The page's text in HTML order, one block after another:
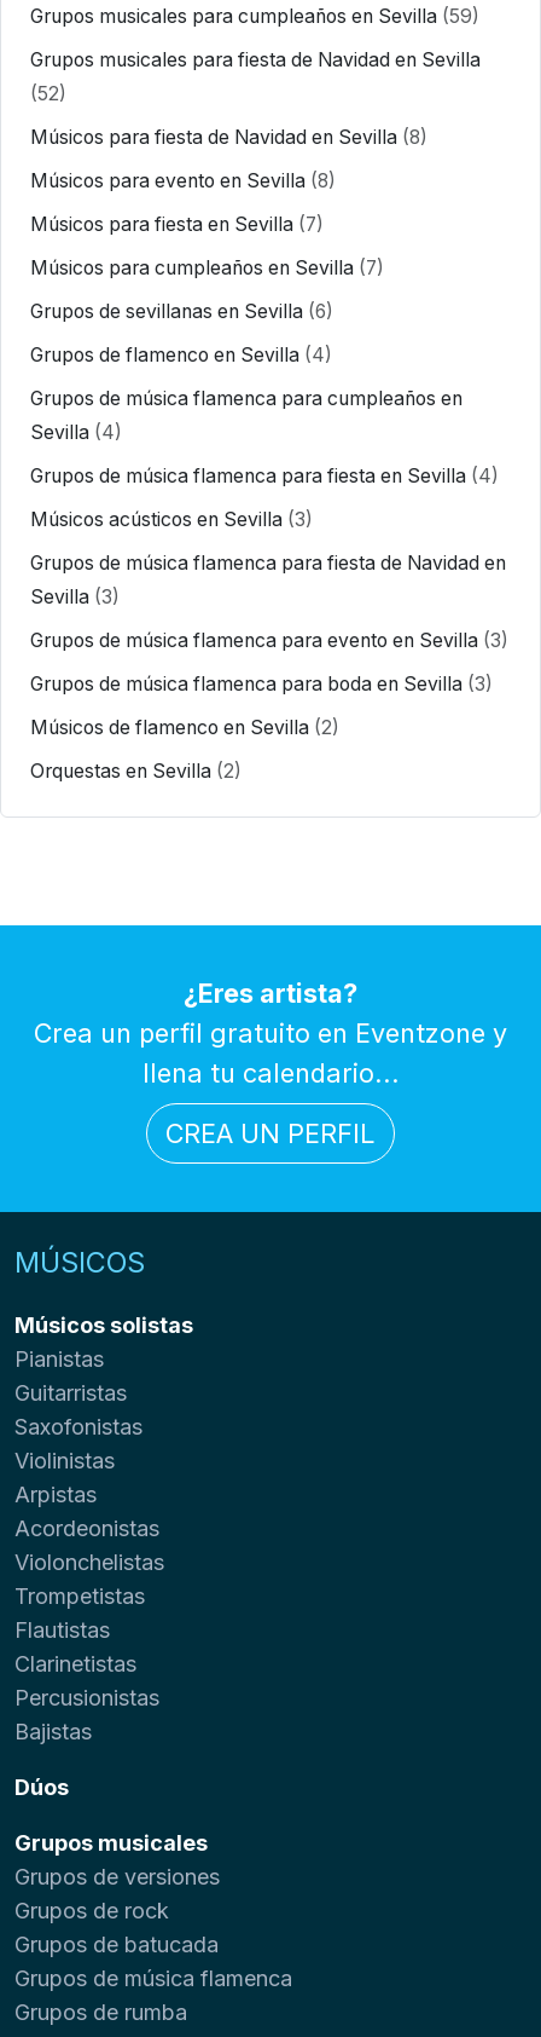
Grupos musicales para cumpleaños en Sevilla (59)
Grupos musicales para fiesta de Navidad en Sevilla
(52)
Músicos para fiesta de Navidad en Sevilla (8)
Músicos para evento en Sevilla (8)
Músicos para fiesta en Sevilla (7)
Músicos para cumpleaños en Sevilla (7)
Grupos de sevillanas en Sevilla (6)
Grupos de flamenco en Sevilla (4)
Grupos de música flamenca para cumpleaños en
Sevilla (4)
Grupos de música flamenca para fiesta en Sevilla (4)
Músicos acústicos en Sevilla (3)
Grupos de música flamenca para fiesta de Navidad en
Sevilla (3)
Grupos de música flamenca para evento en Sevilla (3)
Grupos de música flamenca para boda en Sevilla (3)
Músicos de flamenco en Sevilla (2)
Orquestas en Sevilla (2)
¿Eres artista?
Crea un perfil gratuito en Eventzone y
llena tu calendario...
CREA UN PERFIL
MÚSICOS
Músicos solistas
Pianistas
Guitarristas
Saxofonistas
Violinistas
Arpistas
Acordeonistas
Violonchelistas
Trompetistas
Flautistas
Clarinetistas
Percusionistas
Bajistas
Dúos
Grupos musicales
Grupos de versiones
Grupos de rock
Grupos de batucada
Grupos de música flamenca
Grupos de rumba